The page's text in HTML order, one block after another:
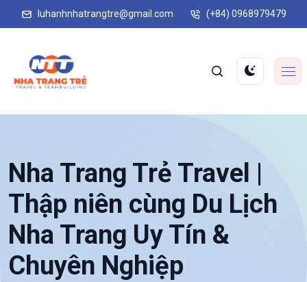
luhanhnhatrangtre@gmail.com (+84) 0968979479
Nha Trang Trẻ Travel |
Thập niên cùng Du Lịch
Nha Trang Uy Tín &
Chuyên Nghiệp